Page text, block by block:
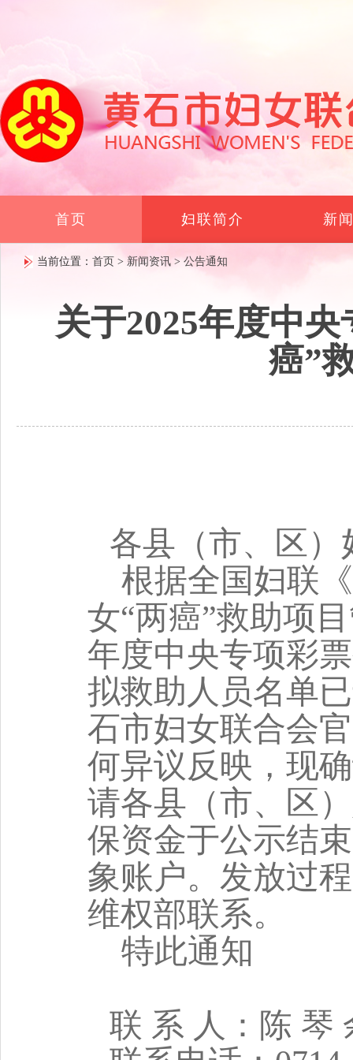
首页 妇联简介 新
当前位置： 首页 > 新闻资讯 > 公告通知
关于2025年度中
癌”
各县（市、区
根据全国妇联
女“两癌”救助项
年度中央专项彩
拟救助人员名单
石市妇女联合会
何异议反映，现
请各县（市、区
保资金于公示结
象账户。发放过
维权部联系。
特此通知
联 系 人：陈 琴